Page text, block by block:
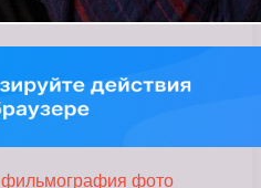
фильмография фото